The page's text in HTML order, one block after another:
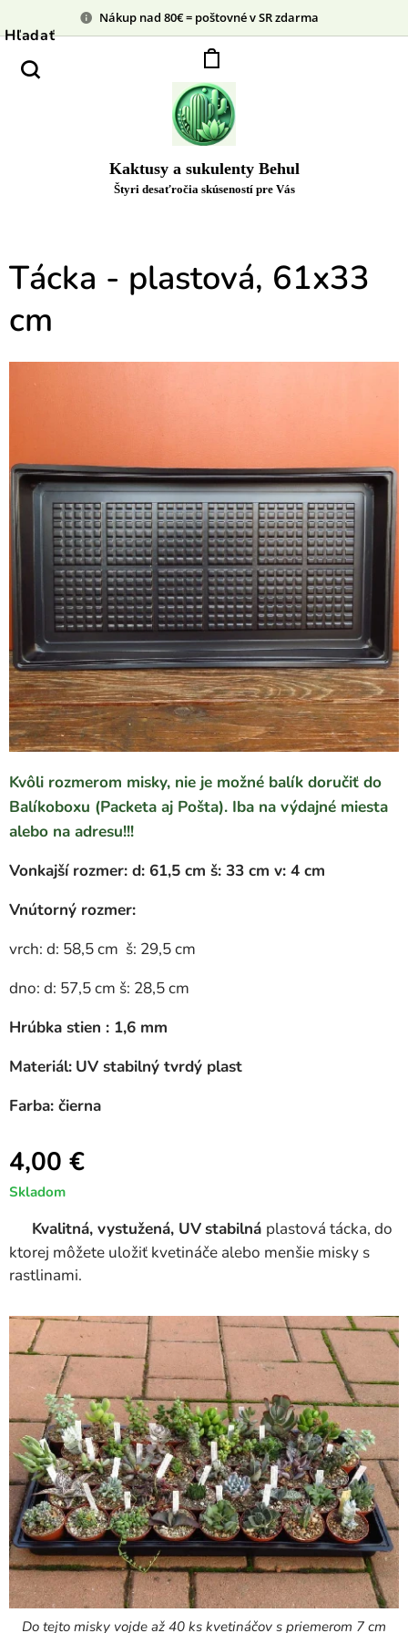
Nákup nad 80€ = poštovné v SR zdarma
Kaktusy a sukulenty Behul
Štyri desaťročia skúseností pre Vás
Hľadať
Tácka - plastová, 61x33
cm
Kvôli rozmerom misky, nie je možné balík doručiť do
Balíkoboxu (Packeta aj Pošta). Iba na výdajné miesta
alebo na adresu!!!
Vonkajší rozmer: d: 61,5 cm š: 33 cm v: 4 cm
Vnútorný rozmer:
vrch: d: 58,5 cm š: 29,5 cm
dno: d: 57,5 cm š: 28,5 cm
Hrúbka stien : 1,6 mm
Materiál: UV stabilný tvrdý plast
Farba: čierna
4,00 €
Skladom
Kvalitná, vystužená, UVstabilná plastová tácka, do
ktorej môžete uložiť kvetináče alebo menšie misky s
rastlinami.
Do tejto misky vojde až 40 ks kvetináčov s priemerom 7 cm